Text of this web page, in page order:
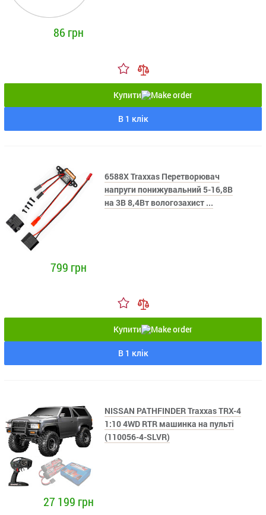
86 грн
Купити
В 1 клік
6588X Traxxas Перетворювач
напруги понижувальний 5-16,8В
на 3В 8,4Вт вологозахист ...
799 грн
Купити
В 1 клік
NISSAN PATHFINDER Traxxas TRX-4
1:10 4WD RTR машинка на пульті
(110056-4-SLVR)
27 199 грн